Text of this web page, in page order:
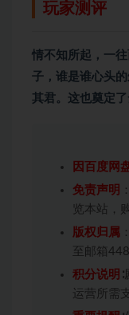
玩家测评
情不知所起，一
子，谁是谁心头
其君。这也奠定
因百度网
免责声明
览本站，
版权归属
至邮箱
积分说明
运营所需